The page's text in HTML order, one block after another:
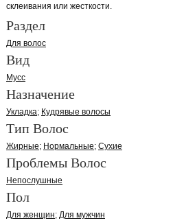
склеивания или жесткости.
Раздел
Для волос
Вид
Мусс
Назначение
Укладка Кудрявые волосы
Тип Волос
Жирные Нормальные Сухие
Проблемы Волос
Непослушные
Пол
Для женщин Для мужчин